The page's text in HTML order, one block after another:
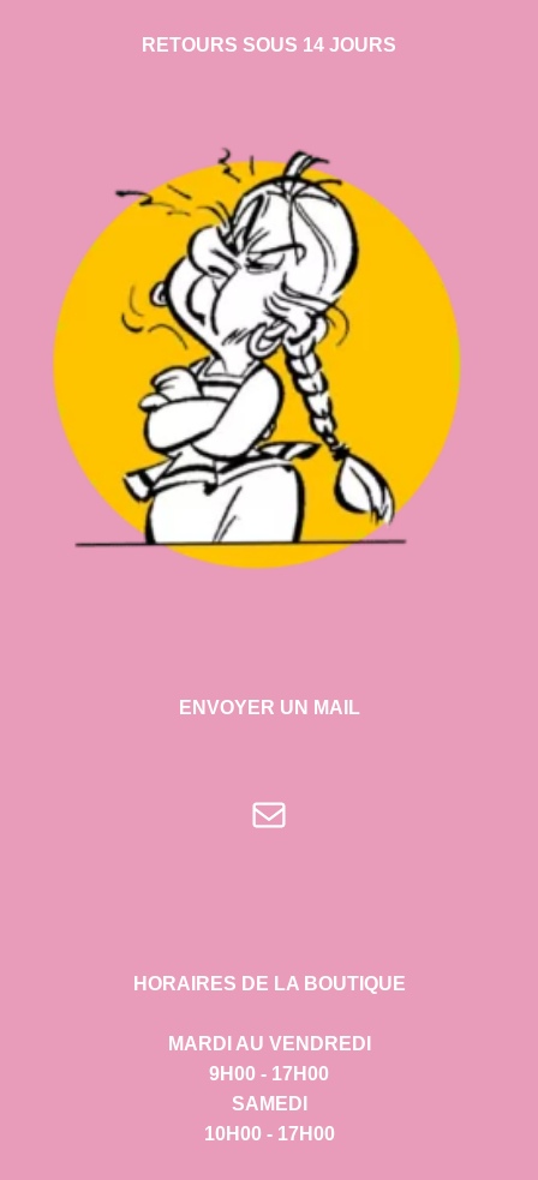
RETOURS SOUS 14 JOURS
ENVOYER UN MAIL
E-mail
HORAIRES DE LA BOUTIQUE
MARDI AU VENDREDI
9H00 - 17H00
SAMEDI
10H00 - 17H00